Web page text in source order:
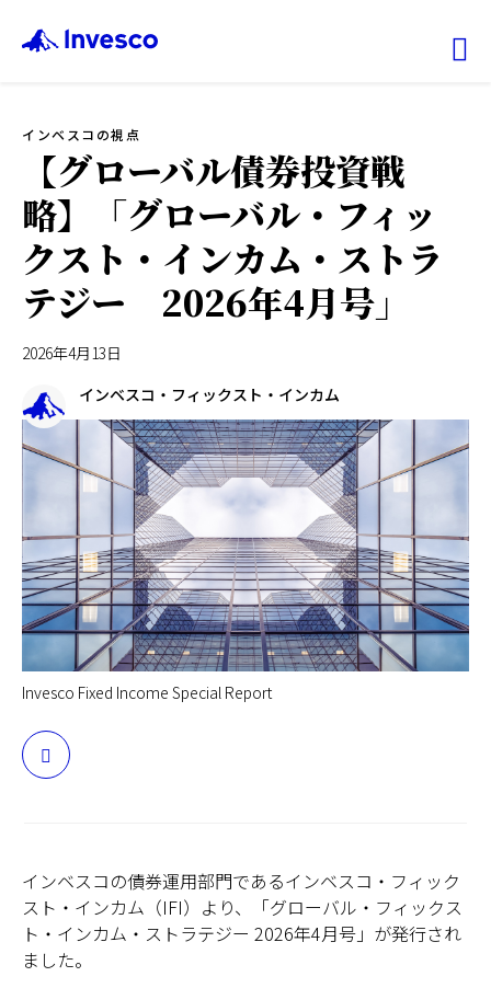
ファンド情報
マーケット情報
投資のヒント
会社情報
機関投資家
日本
インベスコの視点
【グローバル債券投資戦
略】「グローバル・フィッ
クスト・インカム・ストラ
テジー 2026年4月号」
2026年4月13日
インベスコ・フィックスト・インカム
Invesco Fixed Income Special Report
インベスコの債券運用部門であるインベスコ・フィック
スト・インカム（IFI）より、「グローバル・フィックス
ト・インカム・ストラテジー 2026年4月号」が発行され
ました。